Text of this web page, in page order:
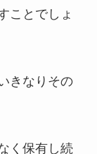
ことでしょ
きなりその
く保有し続